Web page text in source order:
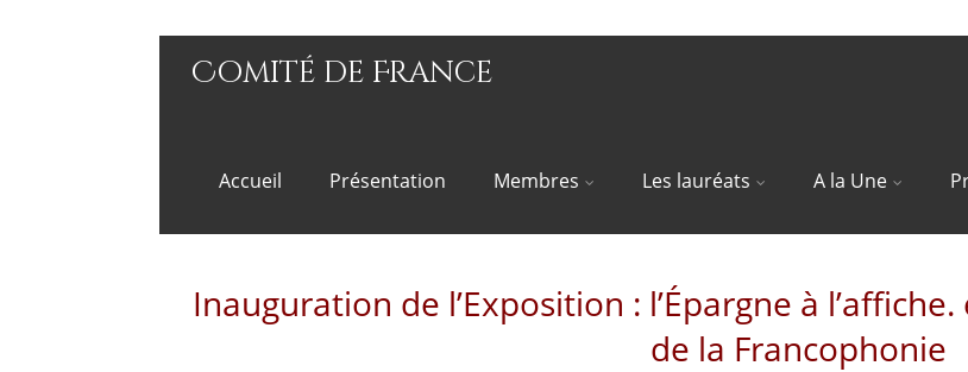
Comité de France
Accueil Présentation Membres Les lauréats A la Une
Inauguration de l’Exposition : l’Épargne à
de la Francophonie